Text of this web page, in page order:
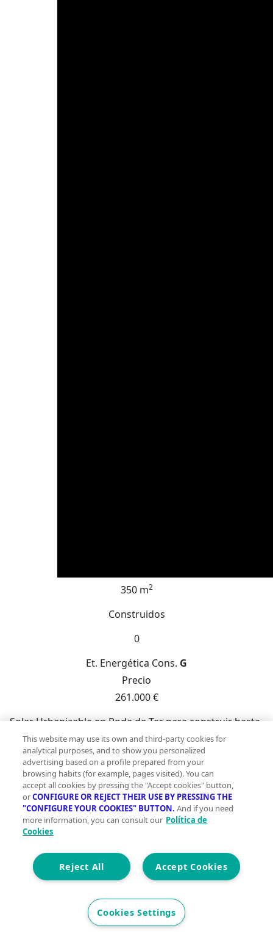
350 m2
Construidos
0
Et. Energética Cons. G
Precio
261.000 €
Solar Urbanizable en Roda de Ter para construir hasta
tres casas adosadas, consta de 360 m². Situado en una
zona muy tranquila y con muy buenas vistas. NO
DUBTIS A CONTACTAR PER A MÉS INFORMACIÓ! Cara
Soldevila Serveis Immobiliaris. #ref:SÒL_40;
This website may use its own and third-party cookies for
analytical purposes, and to show you personalized
advertising based on a profile prepared from your
browsing habits (for example, pages visited). You can
accept all cookies by pressing the "Accept cookies" button,
orCONFIGURE OR REJECT THEIR USE BY PRESSING THE
"CONFIGURE YOUR COOKIES" BUTTON. And if you need
more information, you can consult our Política de
Cookies
Accept Cookies
Reject All
Cookies Settings